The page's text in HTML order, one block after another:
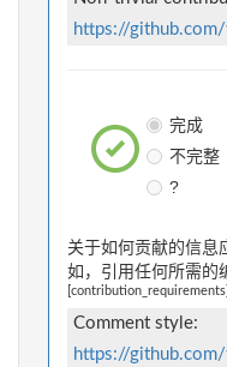
https://
完成
不完整
?
关于如何贡献的信息
如，引用任何所需的
[contribution_requirements]
Comment style:
https://